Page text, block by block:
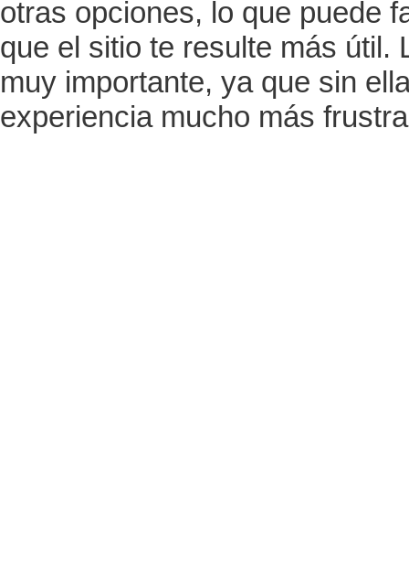
otras opciones, lo que puede
que el sitio te resulte más útil.
muy importante, ya que sin
experiencia mucho más